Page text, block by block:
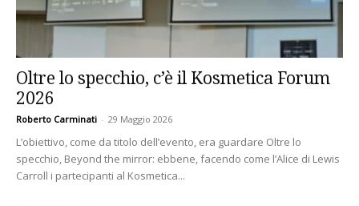
Oltre lo specchio, c’è il Kosmetica Forum
2026
Roberto Carminati - 29 Maggio 2026
L’obiettivo, come da titolo dell’evento, era guardare Oltre lo
specchio, Beyond the mirror: ebbene, facendo come l’Alice di Lewis
Carroll i partecipanti al Kosmetica...